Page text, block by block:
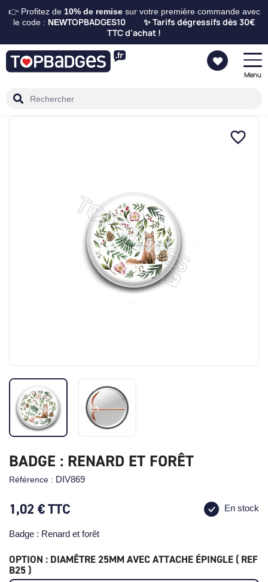
👉 Profitez de 10% de remisesur votre première commande avec
le code : NEWTOPBADGES10 ✨ Tarifs dégressifs dès 30€
TTC d'achat !
Menu
favorite_border
BADGE : RENARD ET FORÊT
Référence : DIV869
1,02 €TTC En stock
Badge : Renard et forêt
OPTION : DIAMÊTRE 25MM AVEC ATTACHE ÉPINGLE ( REF
B25 )